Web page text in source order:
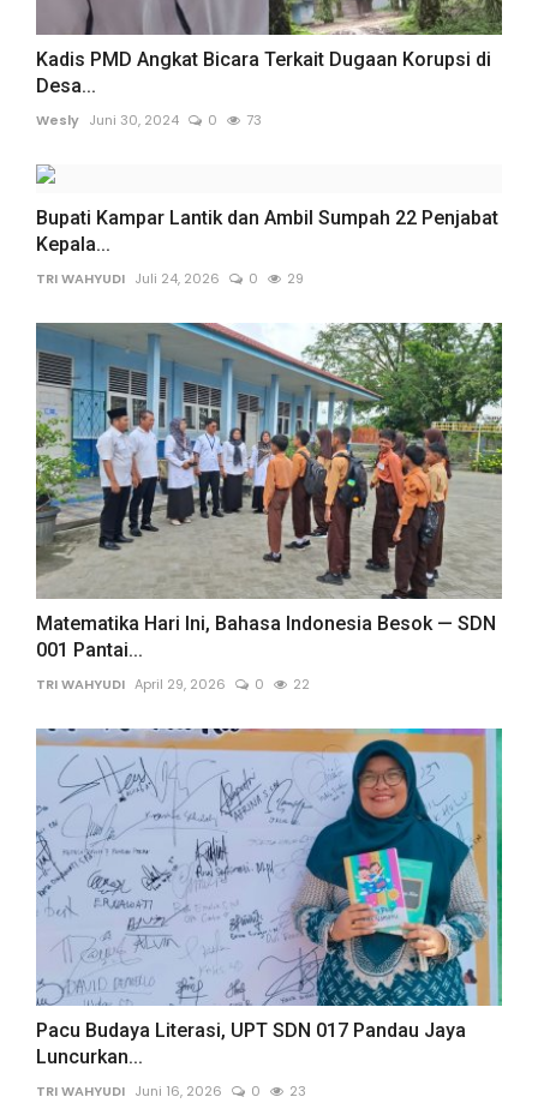
Kadis PMD Angkat Bicara Terkait Dugaan Korupsi di
Desa...
Wesly Juni 30, 2024 0 73
Bupati Kampar Lantik dan Ambil Sumpah 22 Penjabat
Kepala...
TRI WAHYUDI Juli 24, 2026 0 29
Matematika Hari Ini, Bahasa Indonesia Besok — SDN
001 Pantai...
TRI WAHYUDI April 29, 2026 0 22
Pacu Budaya Literasi, UPT SDN 017 Pandau Jaya
Luncurkan...
TRI WAHYUDI Juni 16, 2026 0 23